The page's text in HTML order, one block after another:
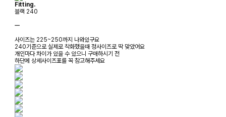
Fitting.
블랙 240
ㅡ
사이즈는 225~250까지 나와있구요
240기준으로 실제로 착화했을때 정사이즈로 딱 맞았어요
개인마다 차이가 있을 수 있으니 구매하시기 전
하단에 상세사이즈표를 꼭 참고해주세요